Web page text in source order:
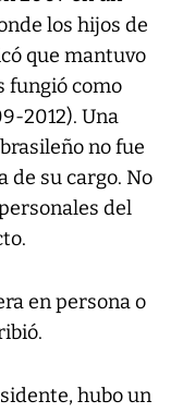
los hijos de
que mantuvo
fungió como
2012). Una
no fue
de su cargo. No
del
en persona o
hubo un